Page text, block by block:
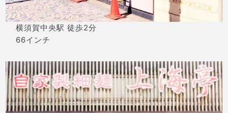
横須賀中央駅 徒歩2分
66インチ